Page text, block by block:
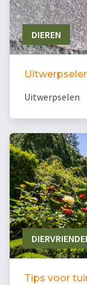
DIEREN
Uitwerpselen
Tips voor